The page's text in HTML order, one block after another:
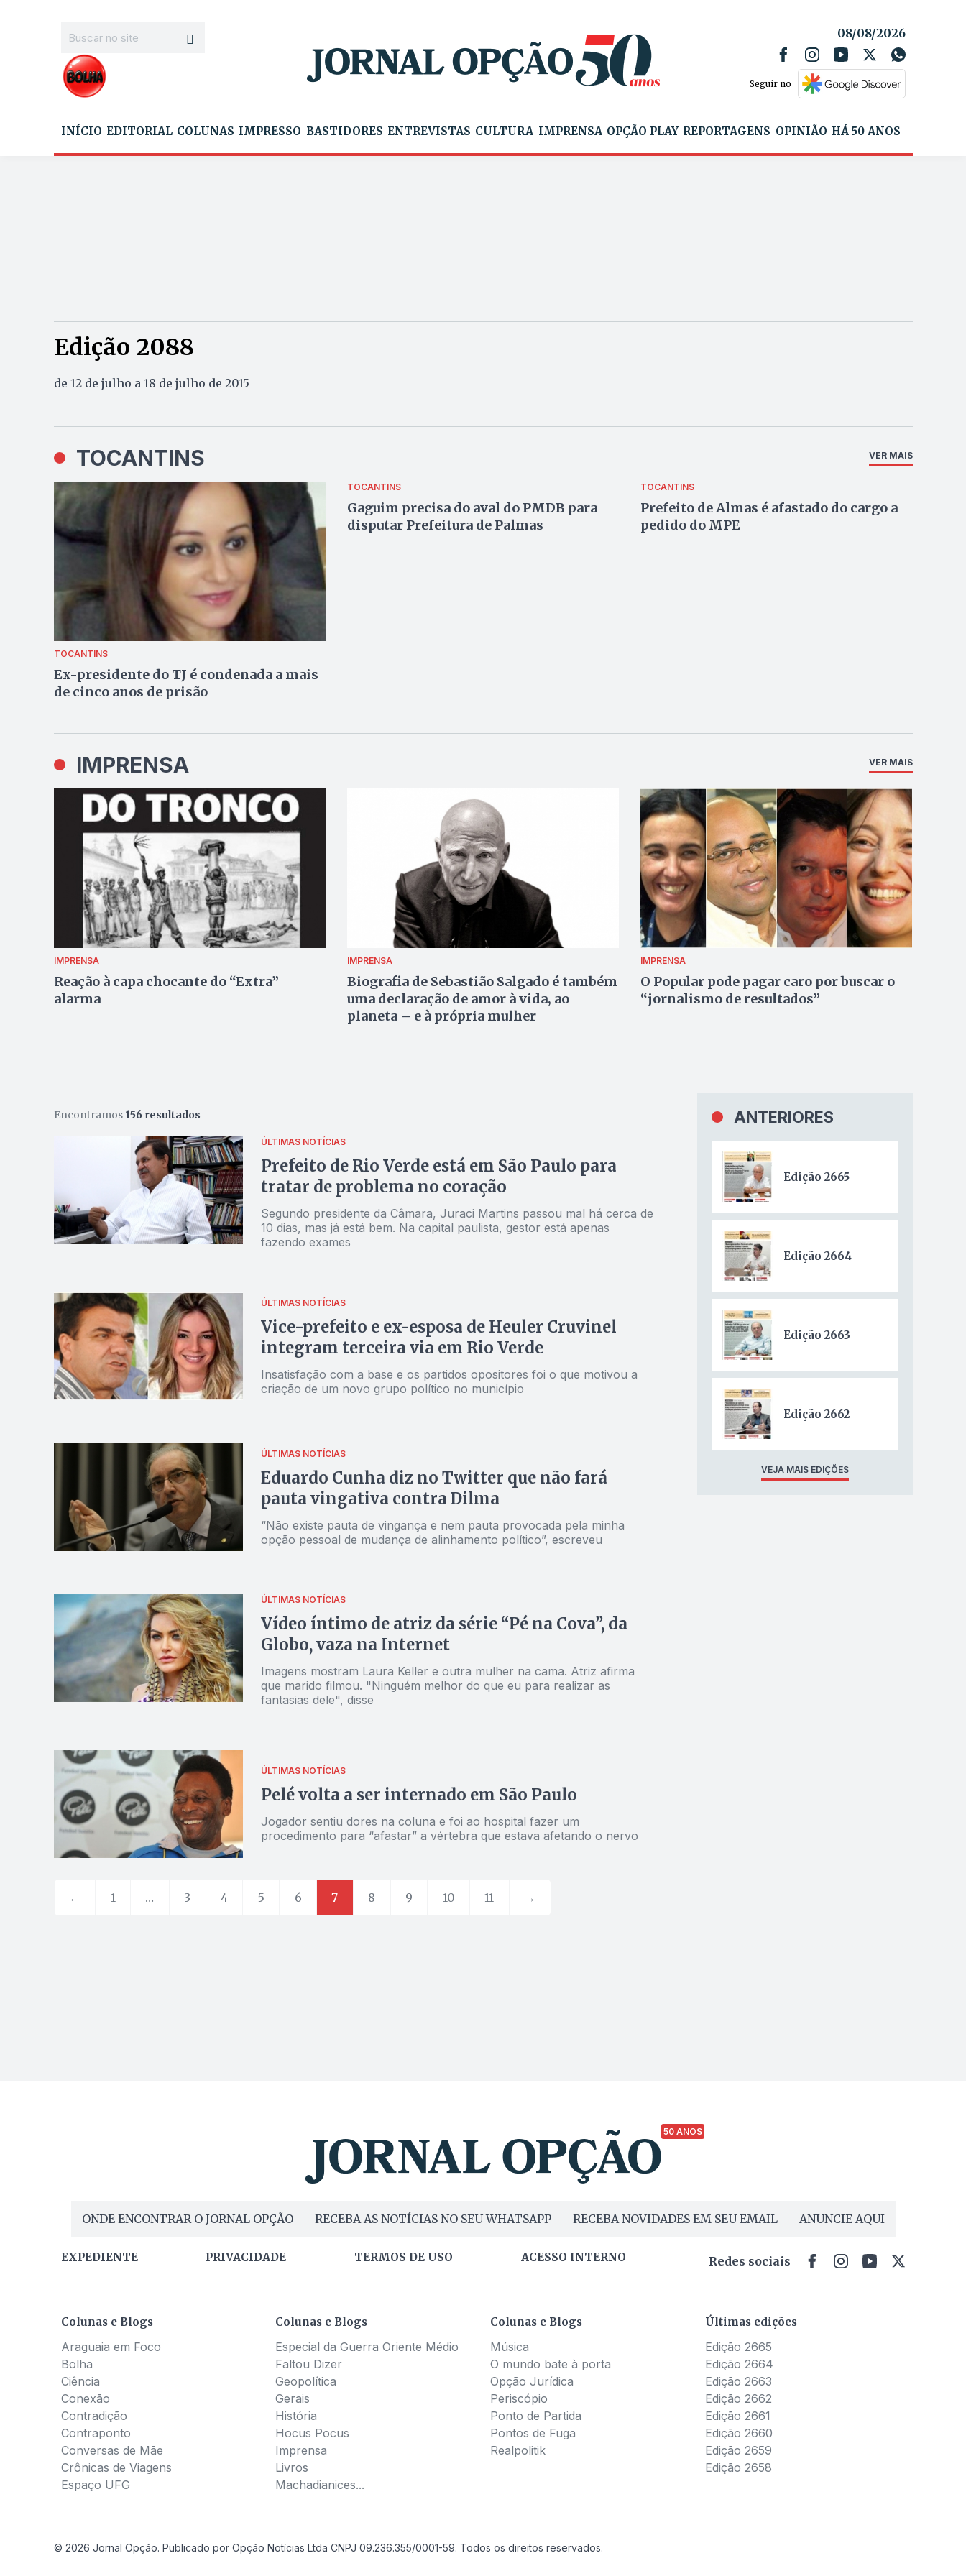
08/08/2026
Seguir no
INÍCIO EDITORIAL COLUNAS IMPRESSO BASTIDORES ENTREVISTAS CULTURA IMPRENSA OPÇÃO PLAY REPORTAGENS OPINIÃO HÁ 50 ANOS
Edição 2088
de 12 de julho a 18 de julho de 2015
TOCANTINS VER MAIS
TOCANTINS
Ex-presidente do TJ é condenada a mais
de cinco anos de prisão
TOCANTINS
Gaguim precisa do aval do PMDB para
disputar Prefeitura de Palmas
TOCANTINS
Prefeito de Almas é afastado do cargo a
pedido do MPE
IMPRENSA VER MAIS
IMPRENSA
Reação à capa chocante do “Extra”
alarma
IMPRENSA
Biografia de Sebastião Salgado é também
uma declaração de amor à vida, ao
planeta – e à própria mulher
IMPRENSA
O Popular pode pagar caro por buscar o
“jornalismo de resultados”
Encontramos 156 resultados
ÚLTIMAS NOTÍCIAS
Prefeito de Rio Verde está em São Paulo para
tratar de problema no coração
Segundo presidente da Câmara, Juraci Martins passou mal há cerca de
10 dias, mas já está bem. Na capital paulista, gestor está apenas
fazendo exames
ÚLTIMAS NOTÍCIAS
Vice-prefeito e ex-esposa de Heuler Cruvinel
integram terceira via em Rio Verde
Insatisfação com a base e os partidos opositores foi o que motivou a
criação de um novo grupo político no município
ÚLTIMAS NOTÍCIAS
Eduardo Cunha diz no Twitter que não fará
pauta vingativa contra Dilma
“Não existe pauta de vingança e nem pauta provocada pela minha
opção pessoal de mudança de alinhamento político”, escreveu
ÚLTIMAS NOTÍCIAS
Vídeo íntimo de atriz da série “Pé na Cova”, da
Globo, vaza na Internet
Imagens mostram Laura Keller e outra mulher na cama. Atriz afirma
que marido filmou. "Ninguém melhor do que eu para realizar as
fantasias dele", disse
ÚLTIMAS NOTÍCIAS
Pelé volta a ser internado em São Paulo
Jogador sentiu dores na coluna e foi ao hospital fazer um
procedimento para “afastar” a vértebra que estava afetando o nervo
← 1 … 3 4 5 6 7 8 9 10 11 →
ANTERIORES
Edição 2665
Edição 2664
Edição 2663
Edição 2662
VEJA MAIS EDIÇÕES
50 ANOS
ONDE ENCONTRAR O JORNAL OPÇÃO RECEBA AS NOTÍCIAS NO SEU WHATSAPP RECEBA NOVIDADES EM SEU EMAIL ANUNCIE AQUI
EXPEDIENTE PRIVACIDADE TERMOS DE USO ACESSO INTERNO Redes sociais
Colunas e Blogs
Araguaia em Foco
Bolha
Ciência
Conexão
Contradição
Contraponto
Conversas de Mãe
Crônicas de Viagens
Espaço UFG
Colunas e Blogs
Especial da Guerra Oriente Médio
Faltou Dizer
Geopolítica
Gerais
História
Hocus Pocus
Imprensa
Livros
Machadianices...
Colunas e Blogs
Música
O mundo bate à porta
Opção Jurídica
Periscópio
Ponto de Partida
Pontos de Fuga
Realpolitik
Últimas edições
Edição 2665
Edição 2664
Edição 2663
Edição 2662
Edição 2661
Edição 2660
Edição 2659
Edição 2658
© 2026 Jornal Opção. Publicado por Opção Notícias Ltda CNPJ 09.236.355/0001-59. Todos os direitos reservados.